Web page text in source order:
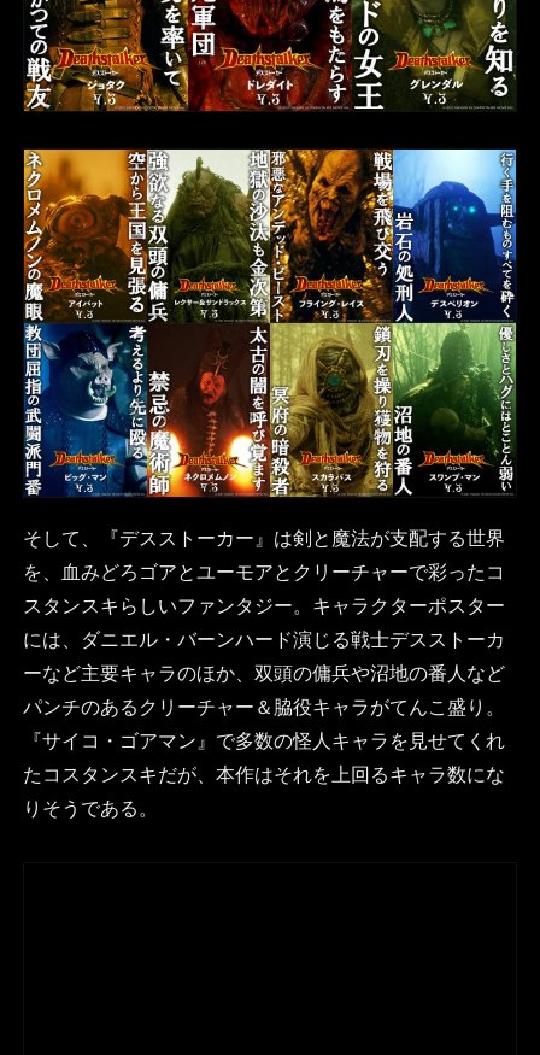
そして、『デスストーカー』は剣と魔法が支配する世界
を、血みどろゴアとユーモアとクリーチャーで彩ったコ
スタンスキらしいファンタジー。キャラクターポスター
には、ダニエル・バーンハード演じる戦士デスストーカ
ーなど主要キャラのほか、双頭の傭兵や沼地の番人など
パンチのあるクリーチャー＆脇役キャラがてんこ盛り。
『サイコ・ゴアマン』で多数の怪人キャラを見せてくれ
たコスタンスキだが、本作はそれを上回るキャラ数にな
りそうである。